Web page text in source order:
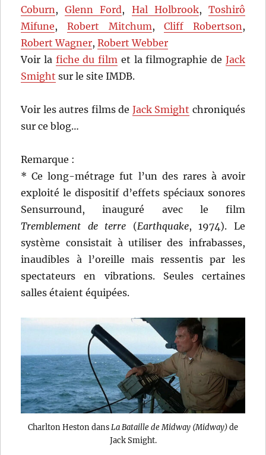
Coburn,Glenn Ford, Hal Holbrook, Toshirô
Mifune, Robert Mitchum,Cliff Robertson,
Robert Wagner,Robert Webber
Voir la fiche du film et la filmographie de Jack
Smight sur le site IMDB.
Voir les autres films de Jack Smight chroniqués
sur ce blog…
Remarque :
* Ce long-métrage fut l’un des rares à avoir
exploité le dispositif d’effets spéciaux sonores
Sensurround, inauguré avec le film
Tremblement de terre (Earthquake, 1974). Le
système consistait à utiliser des infrabasses,
inaudibles à l’oreille mais ressentis par les
spectateurs en vibrations. Seules certaines
salles étaient équipées.
Charlton Heston dans La Bataille de Midway (Midway)de
Jack Smight.